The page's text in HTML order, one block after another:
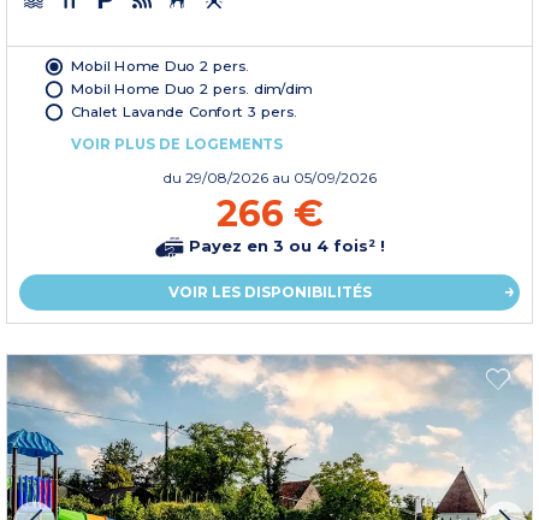
Mobil Home Duo 2 pers.
Mobil Home Duo 2 pers. dim/dim
Chalet Lavande Confort 3 pers.
VOIR PLUS DE LOGEMENTS
du 29/08/2026 au 05/09/2026
266 €
Payez en 3 ou 4 fois² !
VOIR LES DISPONIBILITÉS